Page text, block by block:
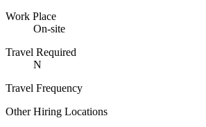
Work Place
On-site
Travel Required
N
Travel Frequency
Other Hiring Locations